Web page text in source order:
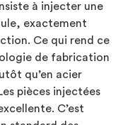
à injecter une
exactement
Ce qui rend ce
de fabrication
qu’en acier
pièces injectées
C’est